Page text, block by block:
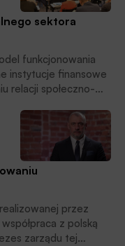
sektora
funkcjonowania
instytucje finansowe
relacji społeczno-
Kwestie te były
przez
podczas
Bankowości
przez
z polską
zarządu tej